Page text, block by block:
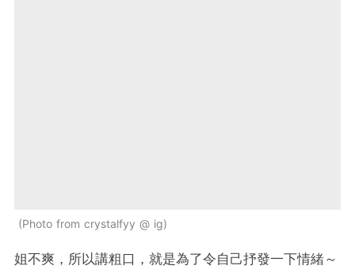
Photo from crystalfyy @ ig
姐不爽，所以講粗口，就是為了令自己抒發一下情緒～